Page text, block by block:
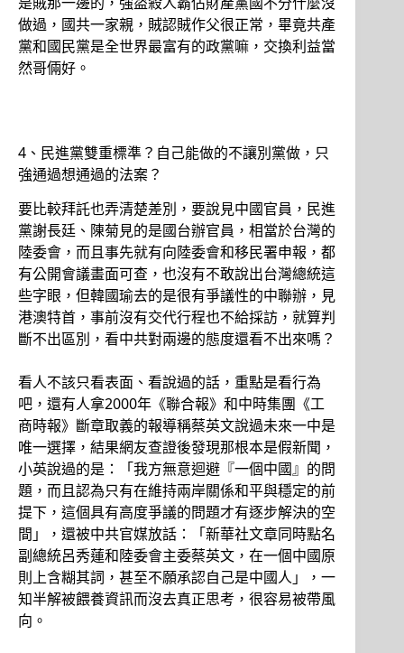
做過，國共一家親，賊認賊作父很正常，畢竟共產
黨和國民黨是全世界最富有的政黨嘛，交換利益當
然哥倆好。
4、民進黨雙重標準？自己能做的不讓別黨做，只
強通過想通過的法案？
要比較拜託也弄清楚差別，要說見中國官員，民進
黨謝長廷、陳菊見的是國台辦官員，相當於台灣的
陸委會，而且事先就有向陸委會和移民署申報，都
有公開會議畫面可查，也沒有不敢說出台灣總統這
些字眼，但韓國瑜去的是很有爭議性的中聯辦，見
港澳特首，事前沒有交代行程也不給採訪，就算判
斷不出區別，看中共對兩邊的態度還看不出來嗎？
看人不該只看表面、看說過的話，重點是看行為
吧，還有人拿2000年《聯合報》和中時集團《工
商時報》斷章取義的報導稱蔡英文說過未來一中是
唯一選擇，結果網友查證後發現那根本是假新聞，
小英說過的是：「我方無意迴避『一個中國』的問
題，而且認為只有在維持兩岸關係和平與穩定的前
提下，這個具有高度爭議的問題才有逐步解決的空
間」，還被中共官媒放話：「新華社文章同時點名
副總統呂秀蓮和陸委會主委蔡英文，在一個中國原
則上含糊其詞，甚至不願承認自己是中國人」，一
知半解被餵養資訊而沒去真正思考，很容易被帶風
向。